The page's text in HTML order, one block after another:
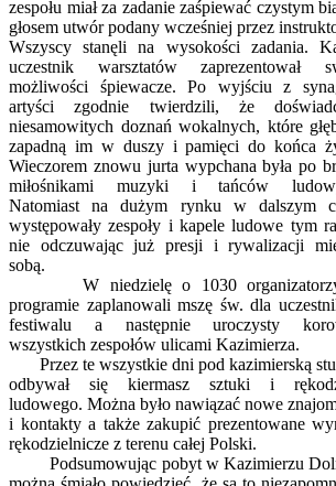
zespołu miał za zadanie zaśpiewać czystym
głosem utwór podany wcześniej przez
Wszyscy stanęli na wysokości zadania.
uczestnik warsztatów zaprezentował
możliwości śpiewacze. Po wyjściu z
artyści zgodnie twierdzili, że
niesamowitych doznań wokalnych, które
zapadną im w duszy i pamięci do końca
Wieczorem znowu jurta wypchana była po
miłośnikami muzyki i tańców
Natomiast na dużym rynku w dalszym
występowały zespoły i kapele ludowe tym
nie odczuwając już presji i rywalizacji
sobą.
W niedzielę o 1030
programie zaplanowali mszę św. dla
festiwalu a następnie uroczysty
wszystkich zespołów ulicami Kazimierza.
Przez te wszystkie dni pod kazimierską
odbywał się kiermasz sztuki i
ludowego. Można było nawiązać nowe
i kontakty a także zakupić prezentowane
rękodzielnicze z terenu całej Polski.
Podsumowując pobyt w Kazimierzu